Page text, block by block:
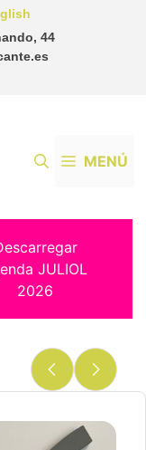
44
MENÚ
JULIOL
2026